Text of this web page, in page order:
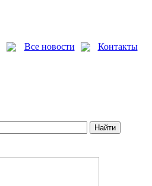
Все новости Контакты